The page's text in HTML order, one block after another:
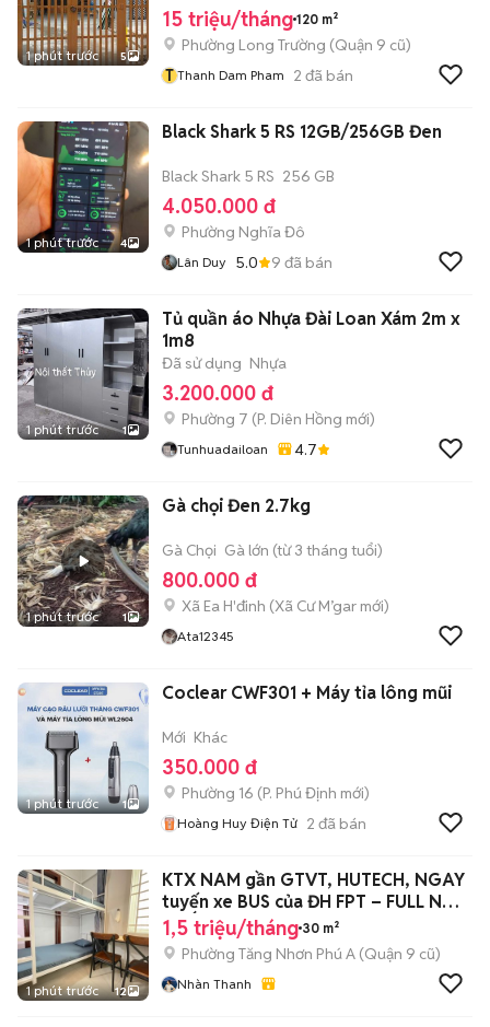
1 phút trước 5
15 triệu/tháng 120 m²
Phường Long Trường (Quận 9 cũ)
T Thanh Dam Pham 2 đã bán
1 phút trước 4
Black Shark 5 RS 12GB/256GB Đen
Black Shark 5 RS 256 GB
4.050.000 đ
Phường Nghĩa Đô
Lân Duy 5.0 9 đã bán
1 phút trước 1
Tủ quần áo Nhựa Đài Loan Xám 2m x
1m8
Đã sử dụng Nhựa
3.200.000 đ
Phường 7 (P. Diên Hồng mới)
Tunhuadailoan 4.7
1 phút trước 1
Gà chọi Đen 2.7kg
Gà Chọi Gà lớn (từ 3 tháng tuổi)
800.000 đ
Xã Ea H'đinh (Xã Cư M’gar mới)
Ata12345
1 phút trước 1
Coclear CWF301 + Máy tỉa lông mũi
Mới Khác
350.000 đ
Phường 16 (P. Phú Định mới)
Hoàng Huy Điện Tử 2 đã bán
1 phút trước 12
KTX NAM gần GTVT, HUTECH, NGAY
tuyến xe BUS của ĐH FPT – FULL NỘI
THẤT
1,5 triệu/tháng 30 m²
Phường Tăng Nhơn Phú A (Quận 9 cũ)
Nhàn Thanh